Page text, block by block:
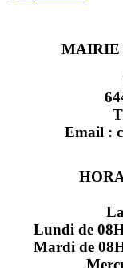
MAIRIE
Email :
Lundi de
Mardi de